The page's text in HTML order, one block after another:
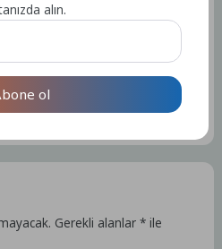
medya veya iletişim bilgisi
Gerekli alanlar* ile
alın.
ol